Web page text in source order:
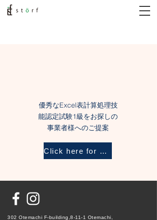
優秀なExcel表計算処理技
能認定試験1級をお探しの
事業者様へのご提案
Click here for details
302 Otemachi F-building,8-11-1 Otemachi,